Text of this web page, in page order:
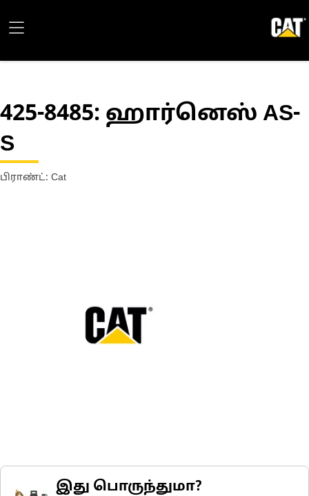
425-8485: ஹார்னெஸ் AS-
S
பிராண்ட்: Cat
இது பொருந்துமா?